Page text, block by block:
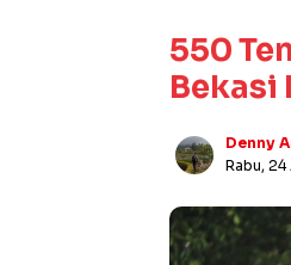
550
Bekasi
Denny
Rabu,